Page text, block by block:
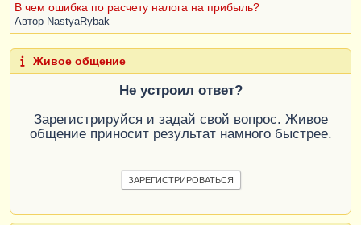
В чем ошибка по расчету налога на прибыль?
Автор NastyaRybak
Живое общение
Не устроил ответ?
Зарегистрируйся и задай свой вопрос. Живое
общение приносит результат намного быстрее.
ЗАРЕГИСТРИРОВАТЬСЯ